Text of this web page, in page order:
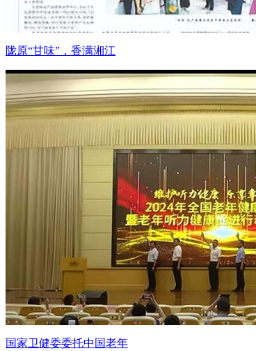
陇原“甘味”，香满湘江
国家卫健委委托中国老年